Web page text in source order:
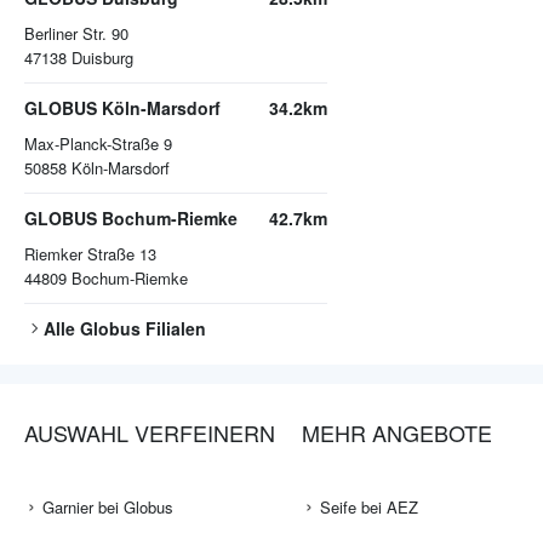
Berliner Str. 90
47138 Duisburg
GLOBUS Köln-Marsdorf
Max-Planck-Straße 9
50858 Köln-Marsdorf
34.2km
GLOBUS Bochum-Riemke
Riemker Straße 13
44809 Bochum-Riemke
42.7km
Alle Globus Filialen
AUSWAHL VERFEINERN
Garnier bei Globus
MEHR ANGEBOTE
Seife bei AEZ